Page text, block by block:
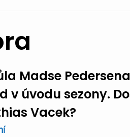
Madse
v úvodu sezony.
Vacek?